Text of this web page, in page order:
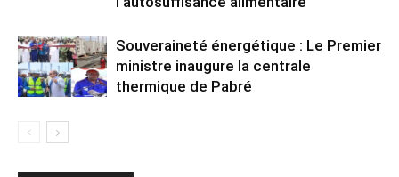
Souveraineté énergétique : Le Premier
ministre inaugure la centrale
thermique de Pabré